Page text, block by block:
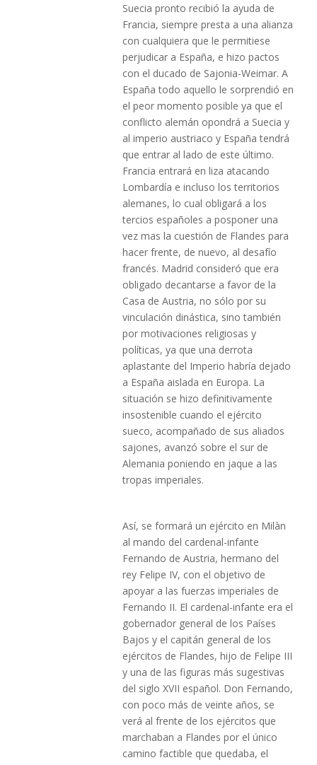
Suecia pronto recibió la ayuda de
Francia, siempre presta a una alianza
con cualquiera que le permitiese
perjudicar a España, e hizo pactos
con el ducado de Sajonia-Weimar. A
España todo aquello le sorprendió en
el peor momento posible ya que el
conflicto alemán opondrá a Suecia y
al imperio austriaco y España tendrá
que entrar al lado de este último.
Francia entrará en liza atacando
Lombardía e incluso los territorios
alemanes, lo cual obligará a los
tercios españoles a posponer una
vez mas la cuestión de Flandes para
hacer frente, de nuevo, al desafío
francés. Madrid consideró que era
obligado decantarse a favor de la
Casa de Austria, no sólo por su
vinculación dinástica, sino también
por motivaciones religiosas y
políticas, ya que una derrota
aplastante del Imperio habría dejado
a España aislada en Europa. La
situación se hizo definitivamente
insostenible cuando el ejército
sueco, acompañado de sus aliados
sajones, avanzó sobre el sur de
Alemania poniendo en jaque a las
tropas imperiales.
Así, se formará un ejército en Milàn
al mando del cardenal-infante
Fernando de Austria, hermano del
rey Felipe IV, con el objetivo de
apoyar a las fuerzas imperiales de
Fernando II. El cardenal-infante era el
gobernador general de los Países
Bajos y el capitán general de los
ejércitos de Flandes, hijo de Felipe III
y una de las figuras más sugestivas
del siglo XVII español. Don Fernando,
con poco más de veinte años, se
verá al frente de los ejércitos que
marchaban a Flandes por el único
camino factible que quedaba, el